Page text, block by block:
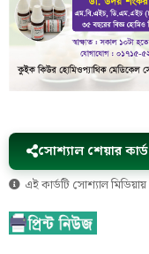
সোশ্যাল শেয়ার কার্ড
এই কার্ডটি সোশ্যাল